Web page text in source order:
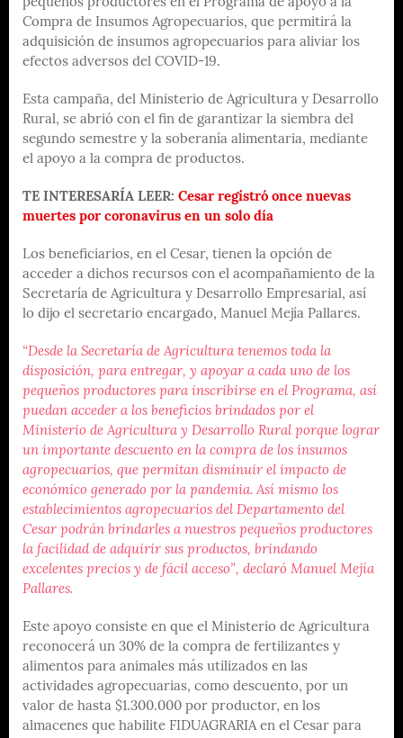
pequeños productores en el Programa de apoyo a la
Compra de Insumos Agropecuarios, que permitirá la
adquisición de insumos agropecuarios para aliviar los
efectos adversos del COVID-19.
Esta campaña, del Ministerio de Agricultura y Desarrollo
Rural, se abrió con el fin de garantizar la siembra del
segundo semestre y la soberanía alimentaria, mediante
el apoyo a la compra de productos.
TE INTERESARÍA LEER: Cesar registró once nuevas
muertes por coronavirus en un solo día
Los beneficiarios, en el Cesar, tienen la opción de
acceder a dichos recursos con el acompañamiento de la
Secretaría de Agricultura y Desarrollo Empresarial, así
lo dijo el secretario encargado, Manuel Mejía Pallares.
“Desde la Secretaría de Agricultura tenemos toda la
disposición, para entregar, y apoyar a cada uno de los
pequeños productores para inscribirse en el Programa, así
puedan acceder a los beneficios brindados por el
Ministerio de Agricultura y Desarrollo Rural porque lograr
un importante descuento en la compra de los insumos
agropecuarios, que permitan disminuir el impacto de
económico generado por la pandemia. Así mismo los
establecimientos agropecuarios del Departamento del
Cesar podrán brindarles a nuestros pequeños productores
la facilidad de adquirir sus productos, brindando
excelentes precios y de fácil acceso”, declaró Manuel Mejía
Pallares.
Este apoyo consiste en que el Ministerio de Agricultura
reconocerá un 30% de la compra de fertilizantes y
alimentos para animales más utilizados en las
actividades agropecuarias, como descuento, por un
valor de hasta $1.300.000 por productor, en los
almacenes que habilite FIDUAGRARIA en el Cesar para